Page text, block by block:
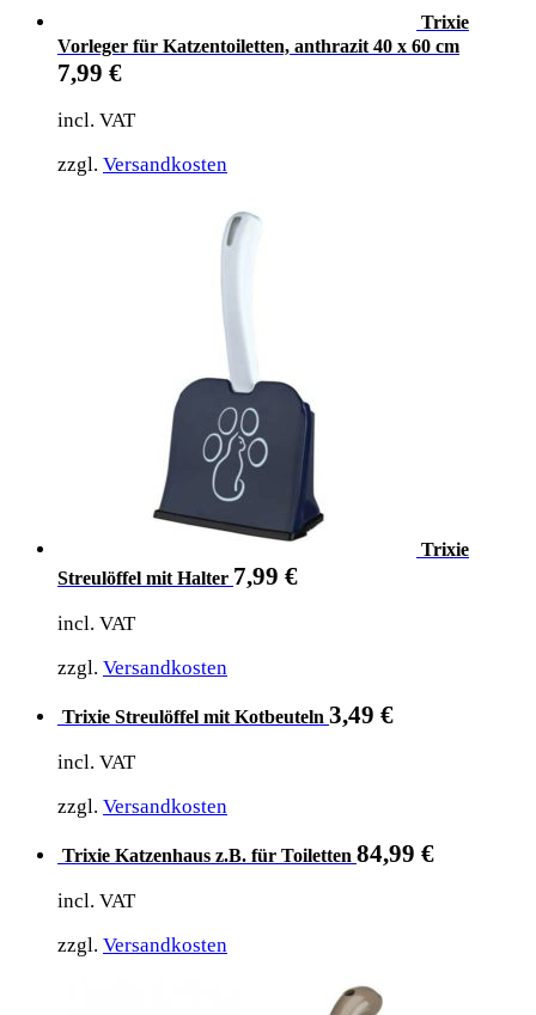
Trixie
Vorleger für Katzentoiletten, anthrazit 40 x 60 cm
7,99 €
incl. VAT
zzgl. Versandkosten
Trixie
Streulöffel mit Halter 7,99 €
incl. VAT
zzgl. Versandkosten
Trixie Streulöffel mit Kotbeuteln 3,49 €
incl. VAT
zzgl. Versandkosten
Trixie Katzenhaus z.B. für Toiletten 84,99 €
incl. VAT
zzgl. Versandkosten